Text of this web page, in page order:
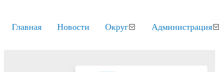
Главная Новости Округ Администрация